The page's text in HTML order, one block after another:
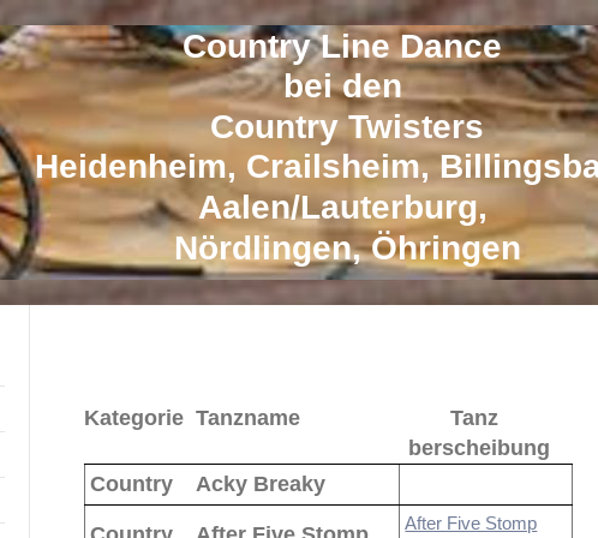
Country Line Dance
bei den
Country Twisters
Heidenheim, Crailsheim,
Aalen/Lauterburg,
Nördlingen, Öhringen
Kategorie Tanzname Tanz
berscheibung
Country
Acky Breaky
After Five Stomp